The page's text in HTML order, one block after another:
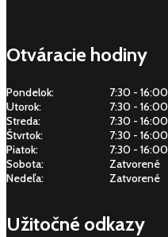
Otváracie hodiny
Pondelok:
7:30 - 16:00
Utorok:
7:30 - 16:00
Streda:
7:30 - 16:00
Štvrtok:
7:30 - 16:00
Piatok:
7:30 - 16:00
Sobota:
Zatvorené
Nedeľa:
Zatvorené
Užitočné odkazy